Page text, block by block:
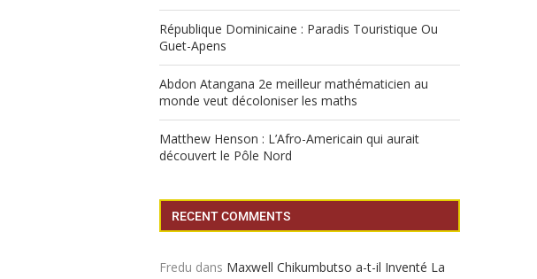
République Dominicaine : Paradis Touristique Ou
Guet-Apens
Abdon Atangana 2e meilleur mathématicien au
monde veut décoloniser les maths
Matthew Henson : L’Afro-Americain qui aurait
découvert le Pôle Nord
RECENT COMMENTS
Fredu dans Maxwell Chikumbutso a-t-il Inventé La